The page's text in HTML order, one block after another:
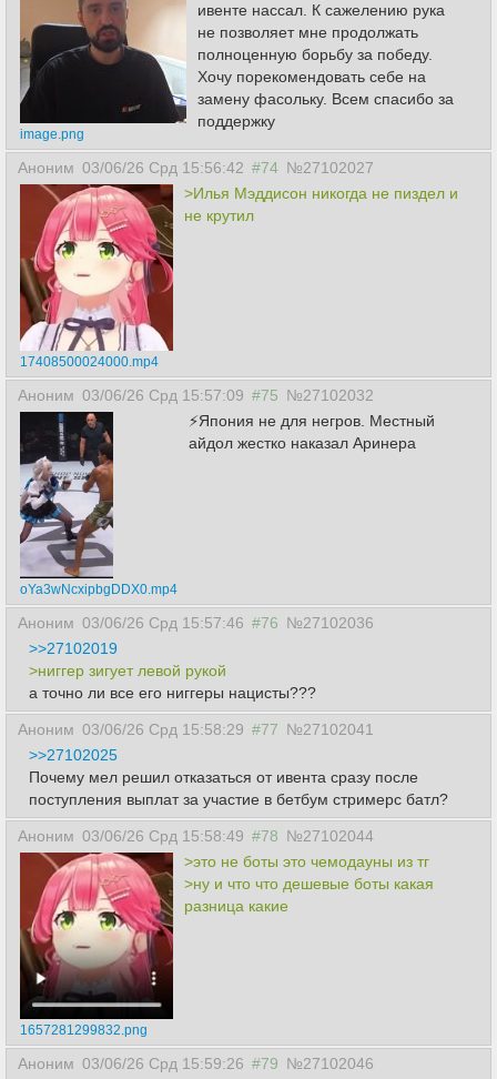
image.png
ивенте нассал. К сажелению рука
не позволяет мне продолжать
полноценную борьбу за победу.
Хочу порекомендовать себе на
замену фасольку. Всем спасибо за
поддержку
Аноним 03/06/26 Срд 15:56:42 #74 №27102027
17408500024000.mp4
>Илья Мэддисон никогда не пиздел и
не крутил
Аноним 03/06/26 Срд 15:57:09 #75 №27102032
oYa3wNcxipbgDDX0.mp4
⚡Япония не для негров. Местный
айдол жестко наказал Аринера
Аноним 03/06/26 Срд 15:57:46 #76 №27102036
>>27102019
>ниггер зигует левой рукой
а точно ли все его ниггеры нацисты???
Аноним 03/06/26 Срд 15:58:29 #77 №27102041
>>27102025
Почему мел решил отказаться от ивента сразу после
поступления выплат за участие в бетбум стримерс батл?
Аноним 03/06/26 Срд 15:58:49 #78 №27102044
1657281299832.png
>это не боты это чемодауны из тг
>ну и что что дешевые боты какая
разница какие
Аноним 03/06/26 Срд 15:59:26 #79 №27102046